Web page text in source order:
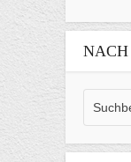
NACH